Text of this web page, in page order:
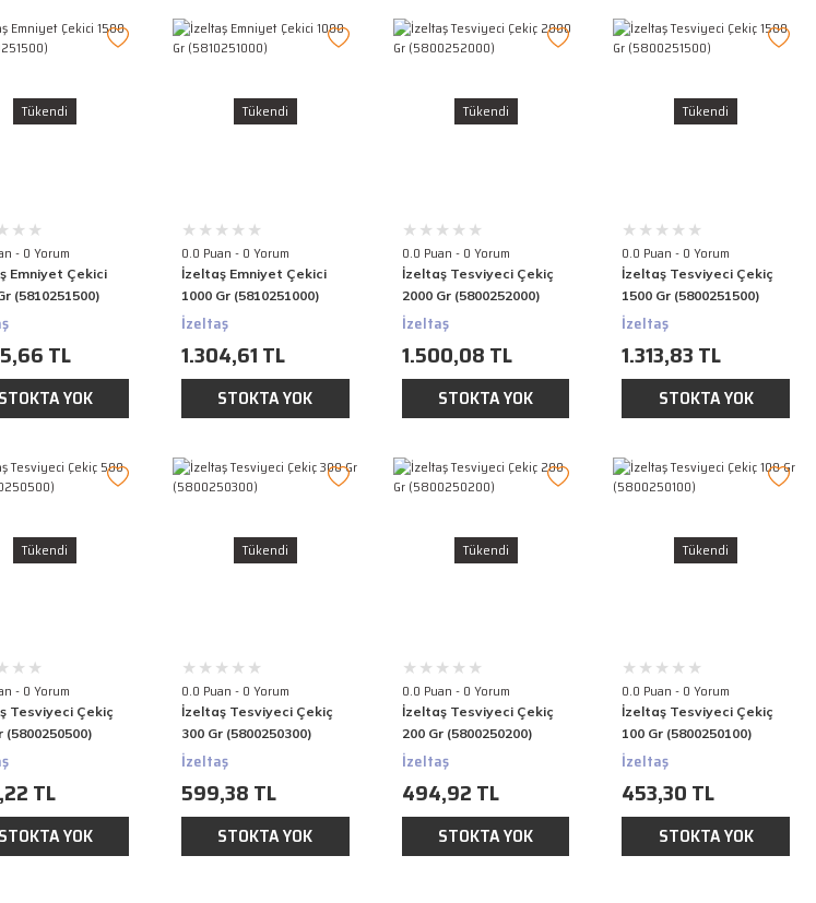
Tükendi
- 0 Yorum
Emniyet Çekici
(5810251500)
TL
STOKTA YOK
Tükendi
0.0 Puan - 0 Yorum
İzeltaş Emniyet Çekici
1000 Gr (5810251000)
İzeltaş
1.304,61 TL
STOKTA YOK
Tükendi
0.0 Puan - 0 Yorum
İzeltaş Tesviyeci Çekiç
2000 Gr (5800252000)
İzeltaş
1.500,08 TL
STOKTA YOK
Tükendi
0.0 Puan - 0 Yorum
İzeltaş Tesviyeci Çekiç
1500 Gr (5800251500)
İzeltaş
1.313,83 TL
STOKTA YOK
Tükendi
- 0 Yorum
Tesviyeci Çekiç
(5800250500)
TL
STOKTA YOK
Tükendi
0.0 Puan - 0 Yorum
İzeltaş Tesviyeci Çekiç
300 Gr (5800250300)
İzeltaş
599,38 TL
STOKTA YOK
Tükendi
0.0 Puan - 0 Yorum
İzeltaş Tesviyeci Çekiç
200 Gr (5800250200)
İzeltaş
494,92 TL
STOKTA YOK
Tükendi
0.0 Puan - 0 Yorum
İzeltaş Tesviyeci Çekiç
100 Gr (5800250100)
İzeltaş
453,30 TL
STOKTA YOK